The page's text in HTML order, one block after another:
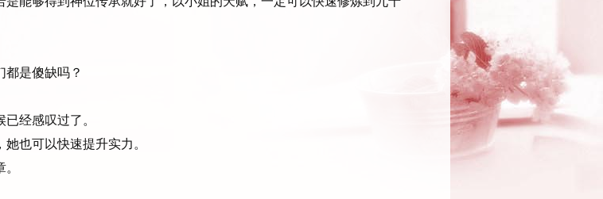
是傻缺吗？
经感叹过了。
也可以快速提升实力。